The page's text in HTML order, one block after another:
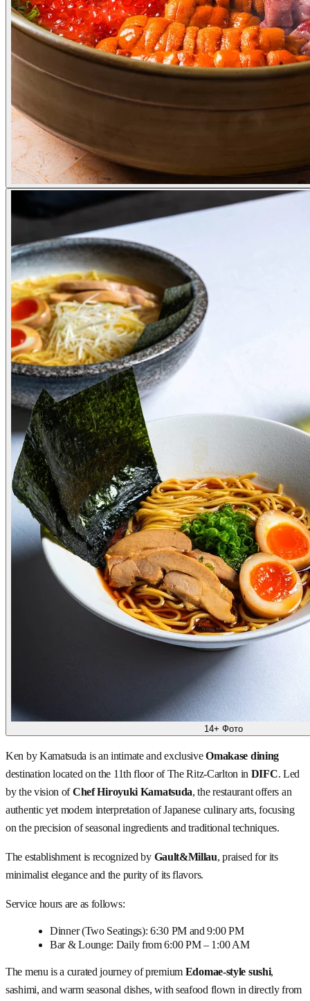
14+ Фото
Ken by Kamatsuda is an intimate and exclusiveOmakase dining
destination located on the 11th floor of The Ritz-Carlton in DIFC. Led
by the vision ofChef Hiroyuki Kamatsuda, the restaurant offers an
authentic yet modern interpretation of Japanese culinary arts, focusing
on the precision of seasonal ingredients and traditional techniques.
The establishment is recognized by Gault&Millau, praised for its
minimalist elegance and the purity of its flavors.
Service hours are as follows:
Dinner (Two Seatings): 6:30 PM and 9:00 PM
Bar & Lounge: Daily from 6:00 PM – 1:00 AM
The menu is a curated journey of premium Edomae-style sushi,
sashimi, and warm seasonal dishes, with seafood flown in directly from